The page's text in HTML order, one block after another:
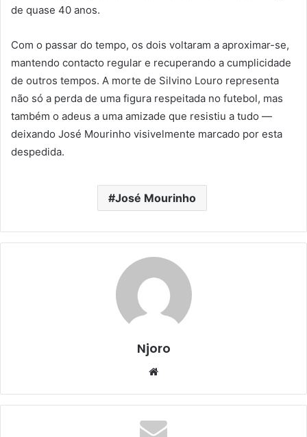
de quase 40 anos.
Com o passar do tempo, os dois voltaram a aproximar-se,
mantendo contacto regular e recuperando a cumplicidade
de outros tempos. A morte de Silvino Louro representa
não só a perda de uma figura respeitada no futebol, mas
também o adeus a uma amizade que resistiu a tudo —
deixando José Mourinho visivelmente marcado por esta
despedida.
José Mourinho
Njoro
Website